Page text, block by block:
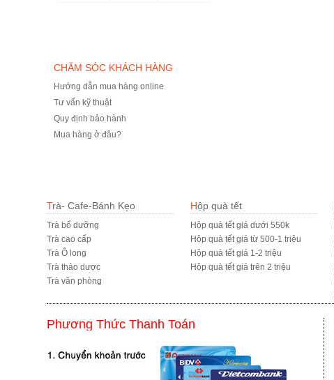
CHĂM SÓC KHÁCH HÀNG
Hướng dẫn mua hàng online
Tư vấn kỹ thuật
Quy định bảo hành
Mua hàng ở đâu?
Trà- Cafe-Bánh Kẹo
Trà bổ dưỡng
Trà cao cấp
Trà Ô long
Trà thảo dược
Trà văn phòng
Hộp quà tết
Hộp quà tết giá dưới 550k
Hộp quà tết giá từ 500-1 triệu
Hộp quà tết giá 1-2 triệu
Hộp quà tết giá trên 2 triệu
Phương Thức Thanh Toán